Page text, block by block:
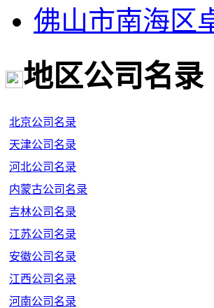
佛山市南海区
地区公司名录
北京公司名录
天津公司名录
河北公司名录
内蒙古公司名录
吉林公司名录
江苏公司名录
安徽公司名录
江西公司名录
河南公司名录